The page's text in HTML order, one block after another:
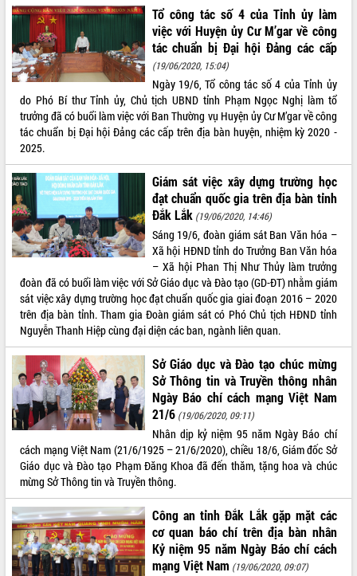
Bí thư Tỉnh ủy Lương Nguyễn Minh
Triết thăm, tặng quà người có công với
cách mạng
Rà soát, hoàn thiện hệ thống thiết chế
văn hóa, thể thao đáp ứng yêu cầu
phát triển mới
Thường trực HĐND tỉnh Đắk Lắk gặp
mặt Đoàn chuyên gia y tế TP. Hồ Chí
Minh
Lễ truy điệu và an táng hài cốt liệt sĩ
tại Nghĩa trang Liệt sĩ xã Sơn Hòa
Bàn giải pháp tháo gỡ khó khăn trong
xuất khẩu sầu riêng và triển khai quy
định EUDR
Thứ trưởng Bộ Nông nghiệp và Môi
trường Nguyễn Hoàng Hiệp khảo sát
vùng trồng và doanh nghiệp đóng gói
sầu riêng tại Đắk Lắk
Trình diễn nghệ thuật chế biến các
món ăn từ sầu riêng
Đắk Lắk công bố Quy hoạch và xúc
tiến đầu tư tỉnh
Ngành cá ngừ Đắk Lắk chủ động thích
ứng để giữ vững thị trường xuất khẩu
Diễn đàn Kinh tế tư nhân Việt Nam đột
phá cơ chế - Hợp tác công tư
Đề án 06 tạo bước ngoặt đột phá trong
cải cách hành chính tỉnh Đắk Lắk
Kết nối tour, đẩy mạnh chuyển đổi số
để phát triển du lịch Đắk Lắk
Khởi động Dự án Đầu tư xây dựng hạ
tầng kỹ thuật Cụm công nghiệp Tân
Tiến
LIÊN KẾT WEB
THỐNG KÊ TRUY CẬP
Hôm nay: 30132
Tất cả:
66042872
Tổ công tác số 4 của Tỉnh ủy làm
việc với Huyện ủy Cư M’gar về công
tác chuẩn bị Đại hội Đảng các cấp
(19/06/2020, 15:04)
Ngày 19/6, Tổ công tác số 4 của Tỉnh ủy
do Phó Bí thư Tỉnh ủy, Chủ tịch UBND tỉnh Phạm Ngọc Nghị làm tổ
trưởng đã có buổi làm việc với Ban Thường vụ Huyện ủy Cư M’gar về công
tác chuẩn bị Đại hội Đảng các cấp trên địa bàn huyện, nhiệm kỳ 2020 -
2025.
Giám sát việc xây dựng trường học
đạt chuẩn quốc gia trên địa bàn tỉnh
Đắk Lắk (19/06/2020, 14:46)
Sáng 19/6, đoàn giám sát Ban Văn hóa –
Xã hội HĐND tỉnh do Trưởng Ban Văn hóa
– Xã hội Phan Thị Như Thủy làm trưởng
đoàn đã có buổi làm việc với Sở Giáo dục và Đào tạo (GD-ĐT) nhằm giám
sát việc xây dựng trường học đạt chuẩn quốc gia giai đoạn 2016 – 2020
trên địa bàn tỉnh. Tham gia Đoàn giám sát có Phó Chủ tịch HĐND tỉnh
Nguyễn Thanh Hiệp cùng đại diện các ban, ngành liên quan.
Sở Giáo dục và Đào tạo chúc mừng
Sở Thông tin và Truyền thông nhân
Ngày Báo chí cách mạng Việt Nam
21/6 (19/06/2020, 09:11)
Nhân dịp kỷ niệm 95 năm Ngày Báo chí
cách mạng Việt Nam (21/6/1925 – 21/6/2020), chiều 18/6, Giám đốc Sở
Giáo dục và Đào tạo Phạm Đăng Khoa đã đến thăm, tặng hoa và chúc
mừng Sở Thông tin và Truyền thông.
Công an tỉnh Đắk Lắk gặp mặt các
cơ quan báo chí trên địa bàn nhân
Kỷ niệm 95 năm Ngày Báo chí cách
mạng Việt Nam (19/06/2020, 09:07)